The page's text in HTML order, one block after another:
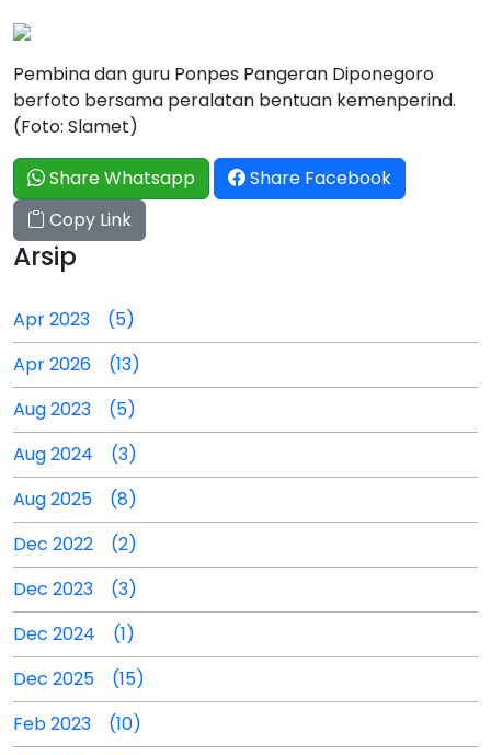
Pembina dan guru Ponpes Pangeran Diponegoro
berfoto bersama peralatan bentuan kemenperind.
(Foto: Slamet)
Share Whatsapp
Share Facebook
Copy Link
Arsip
Apr 2023 (5)
Apr 2026 (13)
Aug 2023 (5)
Aug 2024 (3)
Aug 2025 (8)
Dec 2022 (2)
Dec 2023 (3)
Dec 2024 (1)
Dec 2025 (15)
Feb 2023 (10)